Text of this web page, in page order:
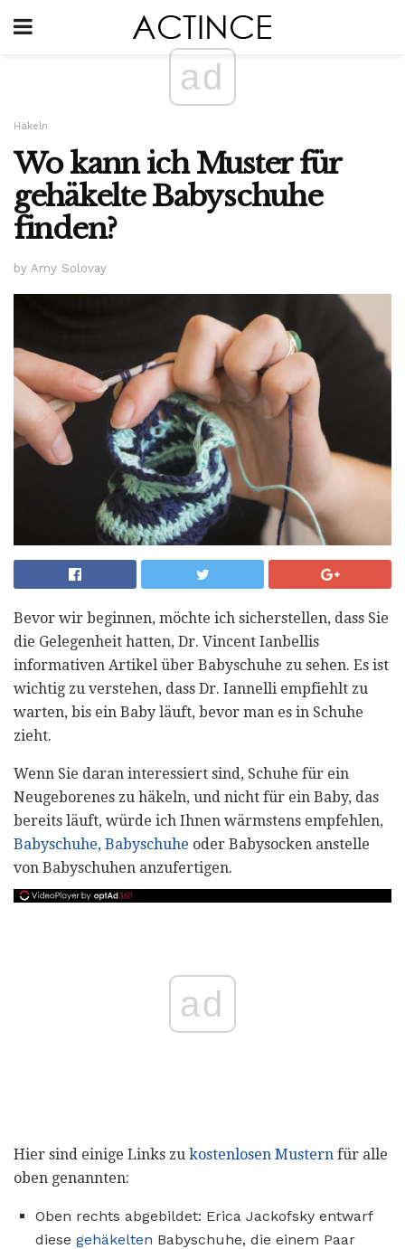
ad
Häkeln
Wo kann ich Muster für
gehäkelte Babyschuhe
finden?
by Amy Solovay
Bevor wir beginnen, möchte ich sicherstellen, dass Sie
die Gelegenheit hatten, Dr. Vincent Ianbellis
informativen Artikel über Babyschuhe zu sehen. Es ist
wichtig zu verstehen, dass Dr. Iannelli empfiehlt zu
warten, bis ein Baby läuft, bevor man es in Schuhe
zieht.
Wenn Sie daran interessiert sind, Schuhe für ein
Neugeborenes zu häkeln, und nicht für ein Baby, das
bereits läuft, würde ich Ihnen wärmstens empfehlen,
Babyschuhe, Babyschuhe oder Babysocken anstelle
von Babyschuhen anzufertigen.
ad
Hier sind einige Links zu kostenlosen Mustern für alle
oben genannten:
Oben rechts abgebildet: Erica Jackofsky entwarf
diese gehäkelten Babyschuhe, die einem Paar